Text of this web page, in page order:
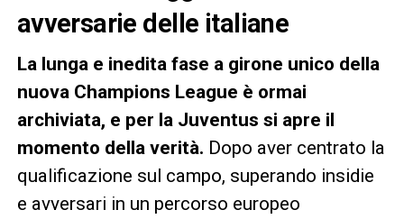
avversarie delle italiane
La lunga e inedita fase a girone unico della
nuova Champions League è ormai
archiviata, e per la Juventus si apre il
momento della verità. Dopo aver centrato la
qualificazione sul campo, superando insidie
e avversari in un percorso europeo